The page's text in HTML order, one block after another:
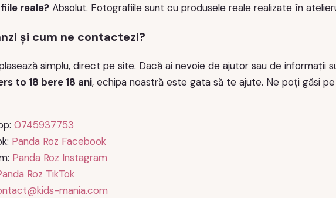
reale? Absolut. Fotografiile sunt cu produsele reale realizate în
și cum ne contactezi?
simplu, direct pe site. Dacă ai nevoie de ajutor sau de informații
to 18 bere 18 ani, echipa noastră este gata să te ajute. Ne poți găsi
0745937753
Panda Roz Facebook
Panda Roz Instagram
Roz TikTok
mania.com